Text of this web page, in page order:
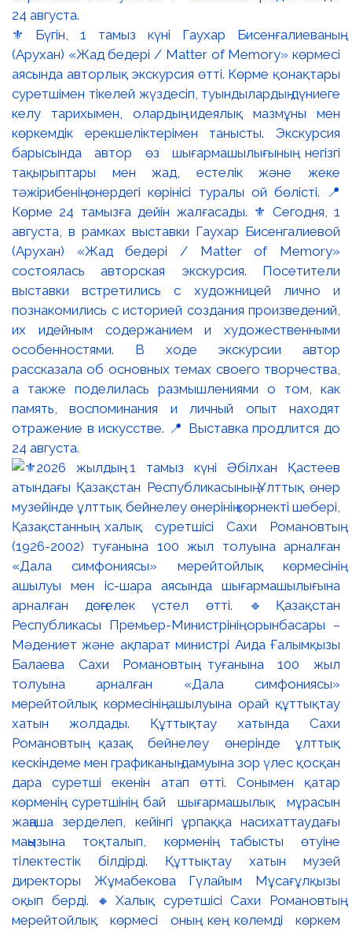
⚜️ Бүгін, 1 тамыз күні Гаухар Бисенғалиеваның
(Арухан) «Жад бедері / Matter of Memory» көрмесі
аясында авторлық экскурсия өтті. Көрме қонақтары
суретшімен тікелей жүздесіп, туындылардың дүниеге
келу тарихымен, олардың идеялық мазмұны мен
көркемдік ерекшеліктерімен танысты. Экскурсия
барысында автор өз шығармашылығының негізгі
тақырыптары мен жад, естелік және жеке
тәжірибенің өнердегі көрінісі туралы ой бөлісті. 📍
Көрме 24 тамызға дейін жалғасады. ⚜️ Сегодня, 1
августа, в рамках выставки Гаухар Бисенгалиевой
(Арухан) «Жад бедері / Matter of Memory»
состоялась авторская экскурсия. Посетители
выставки встретились с художницей лично и
познакомились с историей создания произведений,
их идейным содержанием и художественными
особенностями. В ходе экскурсии автор
рассказала об основных темах своего творчества,
а также поделилась размышлениями о том, как
память, воспоминания и личный опыт находят
отражение в искусстве. 📍 Выставка продлится до
24 августа.